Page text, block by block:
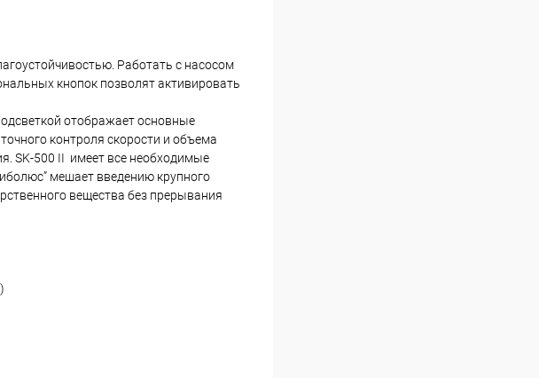
Работать с насосом
кнопок позволят активировать
отображает основные
контроля скорости и объема
SK-500 II имеет все необходимые
мешает введению крупного
вещества без прерывания